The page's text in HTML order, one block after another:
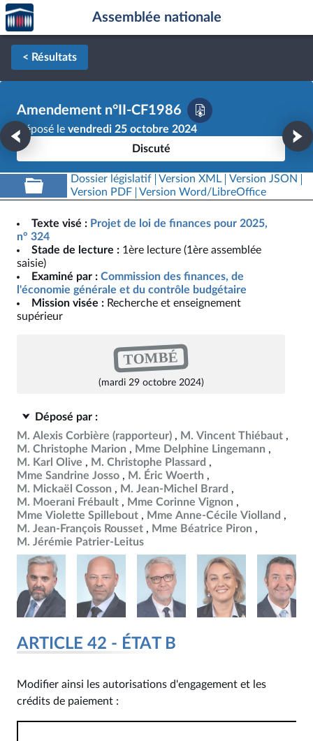
Aller au contenu
Aller en bas de la page
Accèder
à la
page
d'accueil
Assemblée nationale
< Résultats
Amendement n°II-CF1986
Déposé le vendredi 25 octobre 2024
Discuté
Dossier législatif Version XML
Version JSON
Version PDF
Version Word/LibreOffice
Texte visé : Projet de loi de finances pour 2025,
n° 324
Stade de lecture : 1ère lecture (1ère assemblée
saisie)
Examiné par : Commission des finances, de
l'économie générale et du contrôle budgétaire
Mission visée : Recherche et enseignement
supérieur
TOMBÉ
(mardi 29 octobre 2024)
Déposé par :
M. Alexis Corbière (rapporteur)
M. Vincent Thiébaut
M. Christophe Marion
Mme Delphine Lingemann
M. Karl Olive
M. Christophe Plassard
Mme Sandrine Josso
M. Éric Woerth
M. Mickaël Cosson
M. Jean-Michel Brard
M. Moerani Frébault
Mme Corinne Vignon
Mme Violette Spillebout
Mme Anne-Cécile Violland
M. Jean-François Rousset
Mme Béatrice Piron
M. Jérémie Patrier-Leitus
ARTICLE 42 - ÉTAT B
Modifier ainsi les autorisations d'engagement et les
crédits de paiement :